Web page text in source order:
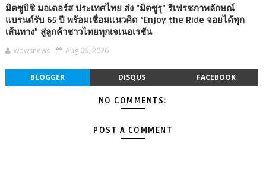
มิตซูบิชิ มอเตอร์ส ประเทศไทย ส่ง “มิตซูรุ” รีเฟรชภาพลักษณ์
แบรนด์รับ 65 ปี พร้อมเชื่อมแนวคิด “Enjoy the Ride จอยได้ทุก
เส้นทาง” สู่ลูกค้าชาวไทยทุกเจเนอเรชัน
wowsnews Aug 06, 2026
BLOGGER DISQUS FACEBOOK
NO COMMENTS:
POST A COMMENT